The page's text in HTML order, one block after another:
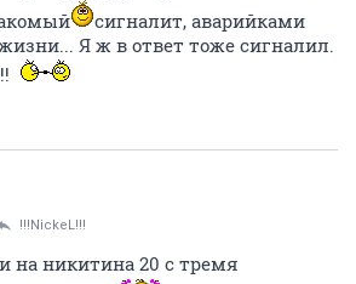
сигналит, аварийками
Я ж в ответ тоже сигналил.
!!!NickeL!!!
на никитина 20 с тремя